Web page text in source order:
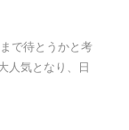
で待とうかと考
人気となり、日